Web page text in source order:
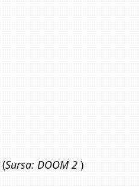
(Sursa: DOOM 2 )